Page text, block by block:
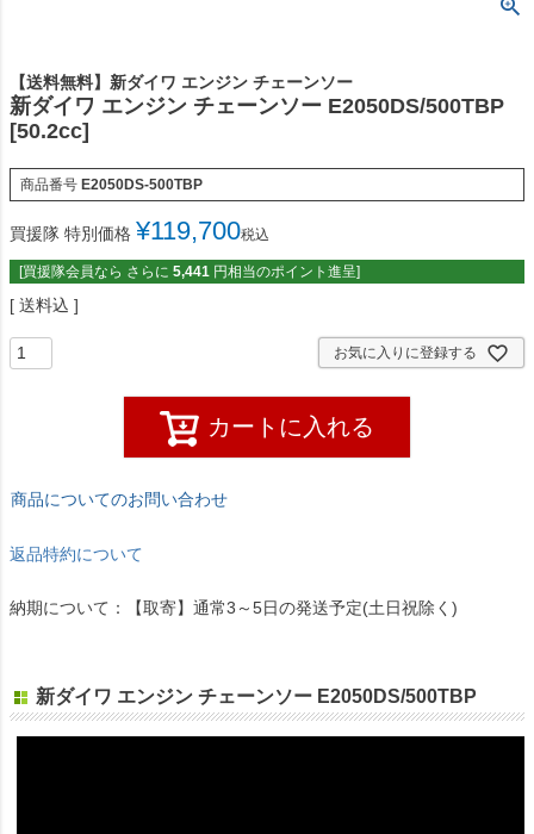
【送料無料】新ダイワ エンジン チェーンソー
新ダイワ エンジン チェーンソー E2050DS/500TBP
[50.2cc]
商品番号 E2050DS-500TBP
買援隊 特別価格 ¥119,700税込
[買援隊会員なら さらに 5,441 円相当のポイント進呈]
送料込
お気に入りに登録する
カートに入れる
商品についてのお問い合わせ
返品特約について
納期について：【取寄】通常3～5日の発送予定(土日祝除く)
新ダイワ エンジン チェーンソー E2050DS/500TBP